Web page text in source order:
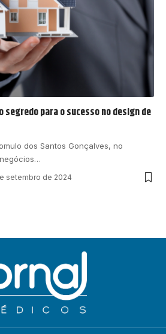
segredo para o sucesso no design de
dos Santos Gonçalves, no
setembro de 2024